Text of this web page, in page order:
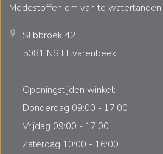
Modestoffen om van te watertanden!
Slibbroek 42
5081 NS Hilvarenbeek
Openingstijden winkel:
Donderdag 09:00 - 17:00
Vrijdag 09:00 - 17:00
Zaterdag 10:00 - 16:00